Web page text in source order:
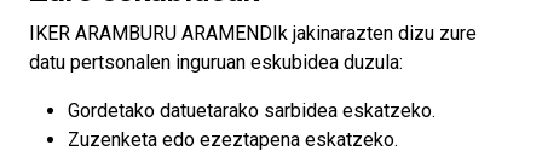
IKER ARAMBURU ARAMENDIk jakinarazten dizu zure
datu pertsonalen inguruan eskubidea duzula:
Gordetako datuetarako sarbidea eskatzeko.
Zuzenketa edo ezeztapena eskatzeko.